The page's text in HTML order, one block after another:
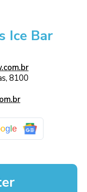
Ice Bar
8100
ogle